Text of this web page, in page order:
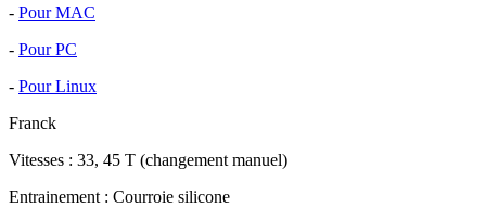
- Pour MAC
- Pour PC
- Pour Linux
Franck
Vitesses : 33, 45 T (changement manuel)
Entrainement : Courroie silicone